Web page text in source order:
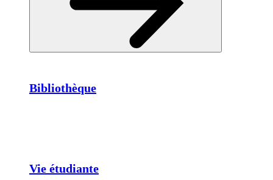
Bibliothèque
Vie étudiante